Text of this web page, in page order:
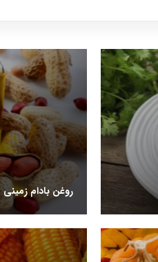
روغن بادام زمینی